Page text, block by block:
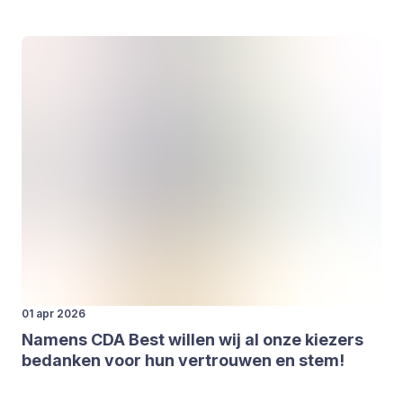
01 apr 2026
Namens CDA Best wil­len wij al onze kie­zers
bedan­ken voor hun ver­trou­wen en stem!